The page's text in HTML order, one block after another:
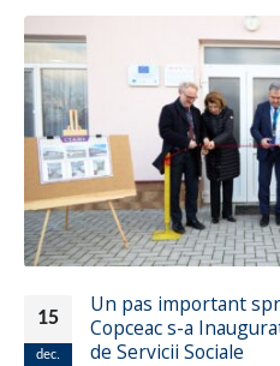
15
dec.
Un pas important
Copceac s-a
de Servicii Sociale